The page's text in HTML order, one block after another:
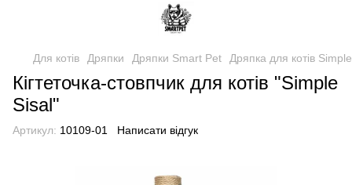
Для котів Дряпки Дряпки Smart Pet Дряпка для котів
Кігтеточка-стовпчик для котів "Simple
Sisal"
Артикул: 10109-01 Написати відгук